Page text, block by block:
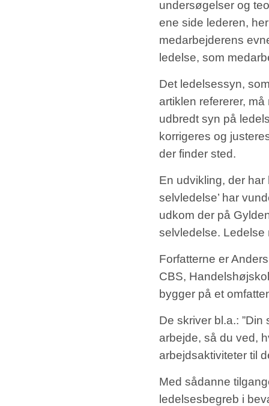
undersøgelser og
ene side lederen,
medarbejderens
ledelse, som
Det ledelsessyn,
artiklen refererer,
udbredt syn på
korrigeres og
der finder sted.
En udvikling, der har
selvledelse’ har
udkom der på
selvledelse. Ledelse
Forfatterne er
CBS,
bygger på et
De skriver bl.a.:
arbejde, så du ved,
arbejdsaktiviteter til
Med sådanne
ledelsesbegreb i